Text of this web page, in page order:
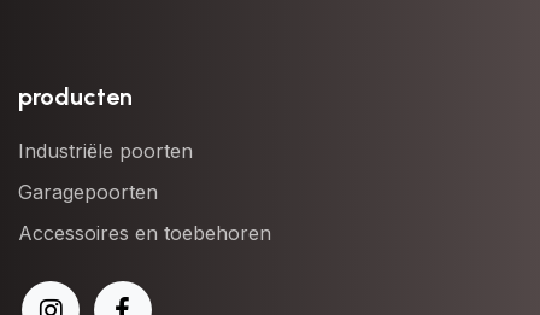
producten
Industriële poorten
Garagepoorten
Accessoires en toebehoren